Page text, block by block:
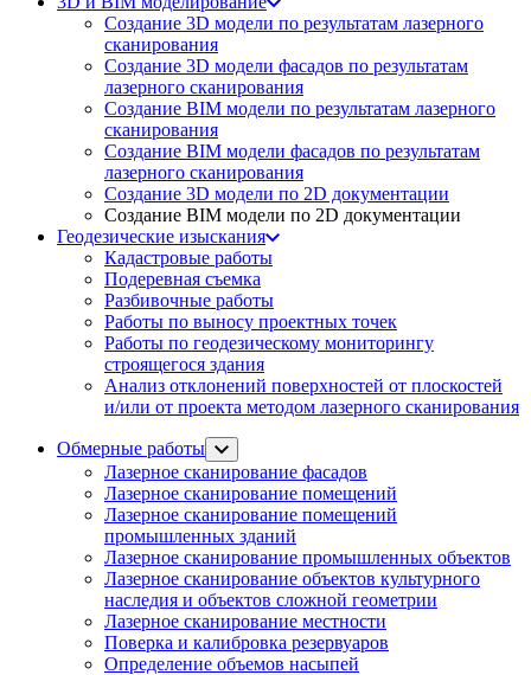
Создание 3D модели по результатам лазерного
сканирования
Создание 3D модели фасадов по результатам
лазерного сканирования
Создание BIM модели по результатам лазерного
сканирования
Создание BIM модели фасадов по результатам
лазерного сканирования
Создание 3D модели по 2D документации
Создание BIM модели по 2D документации
Геодезические изыскания
Кадастровые работы
Подеревная съемка
Разбивочные работы
Работы по выносу проектных точек
Работы по геодезическому мониторингу
строящегося здания
Анализ отклонений поверхностей от плоскостей
и/или от проекта методом лазерного сканирования
Обмерные работы
Лазерное сканирование фасадов
Лазерное сканирование помещений
Лазерное сканирование помещений
промышленных зданий
Лазерное сканирование промышленных объектов
Лазерное сканирование объектов культурного
наследия и объектов сложной геометрии
Лазерное сканирование местности
Поверка и калибровка резервуаров
Определение объемов насы​​пей